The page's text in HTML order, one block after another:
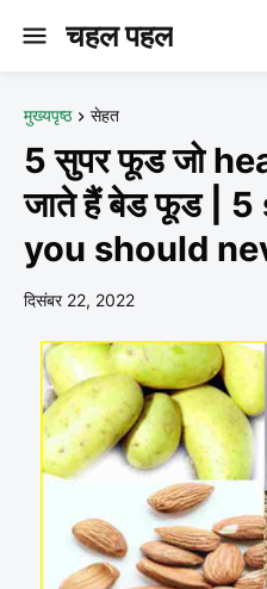
चहल पहल
मुख्यपृष्ठ सेहत
5 सुपर फूड जो
जाते हैं बेड फूड |
you should
दिसंबर 22, 2022